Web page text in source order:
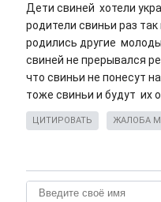
Дети свиней хотели
родители свиньи раз
родились другие
свиней не прерывался
что свиньи не понесут
тоже свиньи и будут их
ЦИТИРОВАТЬ ЖАЛОБА